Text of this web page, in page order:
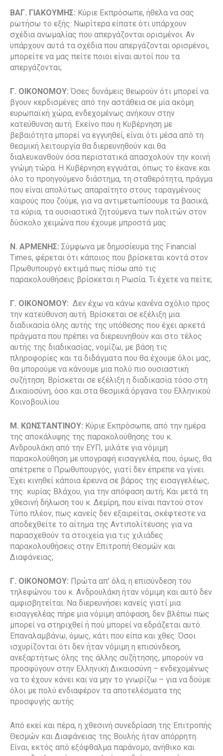
ΒΑΓ. ΓΙΑΚΟΥΜΗΣ: Κύριε Εκπρόσωπε, ήθελα να σας
ρωτήσω το εξής: Νωρίτερα είπατε ότι υπάρχουν
σχέδια ανωμαλίας που απεργάζονται ορισμένοι. Αν
υπάρχουν αυτά τα σχέδια που απεργάζονται ορισμένοι,
μπορείτε να μας πείτε ποιοι είναι αυτοί που τα
απεργάζονται;
Γ. ΟΙΚΟΝΟΜΟΥ:Όσες δυνάμεις θεωρούν ότι μπορεί να
βγουν κερδισμένες από την αστάθεια σε μία ακόμη
ευρωπαϊκή χώρα, ενδεχομένως ανήκουν στην
κατεύθυνση αυτή. Εκείνο που η Κυβέρνηση με
βεβαιότητα μπορεί να εγγυηθεί, είναι ότι μέσα από τη
θεσμική λειτουργία θα διερευνηθούν και θα
διαλευκανθούν όσα περιστατικά απασχολούν την κοινή
γνώμη τώρα. H Κυβέρνηση εγγυάται, όπως το έκανε και
όλο το προηγούμενο διάστημα, τη σταθερότητα, πράγμα
που είναι απολύτως απαραίτητο στους ταραγμένους
καιρούς που ζούμε, για να αντιμετωπίσουμε τα βασικά,
τα κύρια, τα ουσιαστικά ζητούμενα των πολιτών στον
δύσκολο χειμώνα που έχουμε μπροστά μας.
Ν. ΑΡΜΕΝΗΣ: Σύμφωνα με δημοσίευμα της Financial
Times, φέρεται ότι κάποιος που βρίσκεται κοντά στον
Πρωθυπουργό εκτιμά πως πίσω από τις
παρακολουθήσεις βρίσκεται η Ρωσία. Τι έχετε να πείτε;
Γ. ΟΙΚΟΝΟΜΟΥ: Δεν έχω να κάνω κανένα σχόλιο προς
την κατεύθυνση αυτή. Βρίσκεται σε εξέλιξη μια
διαδικασία όλης αυτής της υπόθεσης που έχει αρκετά
πράγματα που πρέπει να διερευνηθούν και στο τέλος
αυτής της διαδικασίας, νομίζω, με βάση τις
πληροφορίες και τα διδάγματα που θα έχουμε όλοι μας,
θα μπορούμε να κάνουμε μια πολύ πιο ουσιαστική
συζήτηση. Βρίσκεται σε εξέλιξη η διαδικασία τόσο στη
Δικαιοσύνη, όσο και στα θεσμικά όργανα του Ελληνικού
Κοινοβουλίου.
Μ. ΚΩΝΣΤΑΝΤΙΝΟΥ: Κύριε Εκπρόσωπε, από την ημέρα
της αποκάλυψης της παρακολούθησης του κ.
Ανδρουλάκη από την ΕΥΠ, μιλάτε για νόμιμη
παρακολούθηση με υπογραφή εισαγγελέα, που, όμως, θα
απέτρεπε ο Πρωθυπουργός, γιατί δεν έπρεπε να γίνει.
Έχει κινηθεί κάποια έρευνα σε βάρος της εισαγγελέως,
της κυρίας Βλάχου, για την απόφαση αυτή; Και μετά τη
χθεσινή δήλωση του κ. Δεμίρη, που είναι παντού στον
Τύπο πλέον, πως κανείς δεν εξαιρείται, σκέφτεστε να
αποδεχθείτε το αίτημα της Αντιπολίτευσης για να
παρασχεθούν τα στοιχεία για τις χιλιάδες
παρακολουθήσεις στην Επιτροπή Θεσμών και
Διαφάνειας;
Γ. ΟΙΚΟΝΟΜΟΥ: Πρώτα απ’ όλα, η επισύνδεση του
τηλεφώνου του κ. Ανδρουλάκη ήταν νόμιμη και αυτό δεν
αμφισβητείται. Να διερευνήσει κανείς γιατί μια
εισαγγελέας πήρε μια νόμιμη απόφαση, δεν βλέπω πως
μπορεί να στηριχθεί ή πού μπορεί να εδράζεται αυτό.
Επαναλαμβάνω, όμως, κάτι που είπα και χθες: Όσοι
ισχυρίζονται ότι δεν ήταν νόμιμη η επισύνδεση,
ανεξαρτήτως όλης της άλλης συζήτησης, μπορούν να
προσφύγουν στην Ελληνική Δικαιοσύνη – ενδεχομένως
να το έχουν κάνει και να μην το γνωρίζω – για να δούμε
όλοι με πολύ ενδιαφέρον τα αποτελέσματα της
προσφυγής αυτής.
Από εκεί και πέρα, η χθεσινή συνεδρίαση της Επιτροπής
Θεσμών και Διαφάνειας της Βουλής ήταν απόρρητη.
Είναι, εκτός από εξόφθαλμα παράνομο, ανήθικο και